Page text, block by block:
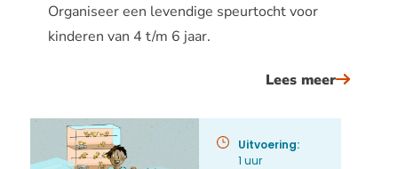
Organiseer een levendige speurtocht voor
kinderen van 4 t/m 6 jaar.
Lees meerover
Uitvoering:
1 uur